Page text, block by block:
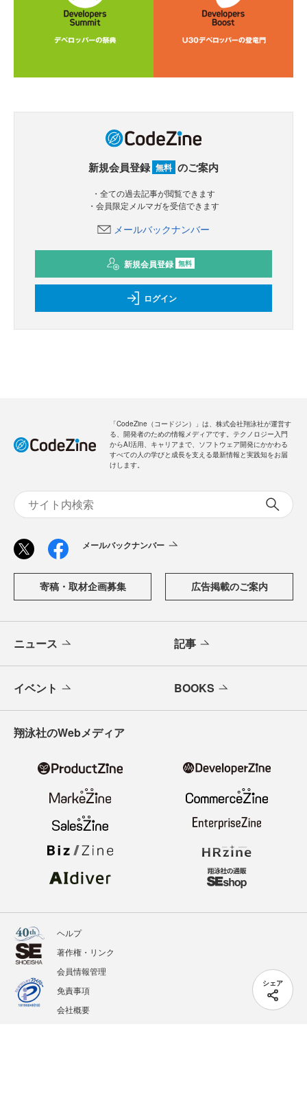
シェア
新規会員登録 無料 のご案内
・全ての過去記事が閲覧できます
・会員限定メルマガを受信できます
メールバックナンバー
新規会員登録 無料
ログイン
「CodeZine（コードジン）」は、株式会社翔泳社が運営す
る、開発者のための情報メディアです。テクノロジー入門
からAI活用、キャリアまで、ソフトウェア開発にかかわる
すべての人の学びと成長を支える最新情報と実践知をお届
けします。
メールバックナンバー
寄稿・取材企画募集 広告掲載のご案内
ニュース 記事
イベント BOOKS
翔泳社のWebメディア
ヘルプ
著作権・リンク
会員情報管理
免責事項
会社概要